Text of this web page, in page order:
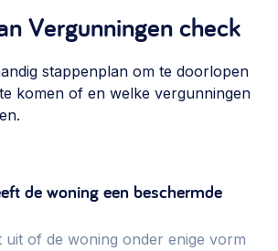
contact stimuleren, netwerken
ABCD, WijkWijzer >
crisis, noodsteunpunten,
>
Vergunningen check
stappenplan om te doorlopen
komen of en welke vergunningen
de woning een beschermde
uit of de woning onder enige vorm